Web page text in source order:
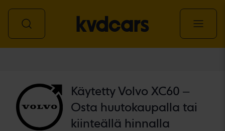
Käytetty Volvo XC60 –
Osta huutokaupalla tai
kiinteällä hinnalla